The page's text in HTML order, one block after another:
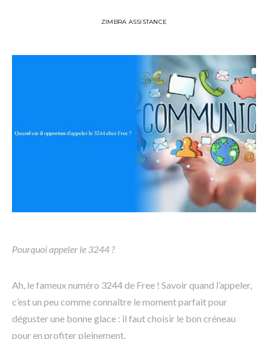
ZIMBRA ASSISTANCE
Pourquoi appeler le 3244 ?
Ah, le fameux numéro 3244 de Free ! Savoir quand l’appeler,
c’est un peu comme connaître le moment parfait pour
déguster une bonne glace : il faut choisir le bon créneau
pour en profiter pleinement.